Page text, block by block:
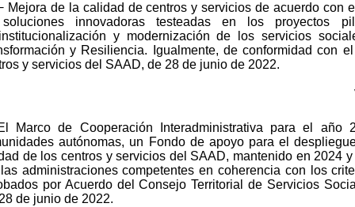
Mejora de la calidad de centros y servicios de acuerdo con
innovadoras testeadas en los proyectos
y modernización de los servicios
y Resiliencia. Igualmente, de conformidad con
y servicios del SAAD, de 28 de junio de 2022.
Marco de Cooperación Interadministrativa para el
autónomas, un Fondo de apoyo para el
de los centros y servicios del SAAD, mantenido en 2024
administraciones competentes en coherencia con los
por Acuerdo del Consejo Territorial de Servicios
de junio de 2022.